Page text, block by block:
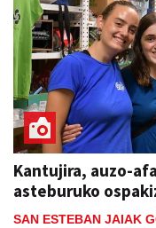
Kantujira, auzo-
asteburuko
SAN ESTEBAN JAIAK